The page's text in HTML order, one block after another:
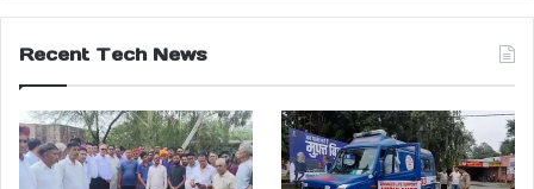
Recent Tech News